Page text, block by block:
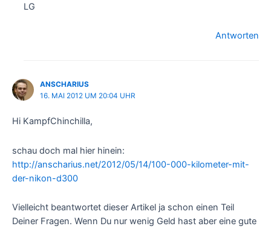
LG
Antworten
ANSCHARIUS
16. MAI 2012 UM 20:04 UHR
Hi KampfChinchilla,
schau doch mal hier hinein:
http://anscharius.net/2012/05/14/100-000-kilometer-mit-
der-nikon-d300
Vielleicht beantwortet dieser Artikel ja schon einen Teil
Deiner Fragen. Wenn Du nur wenig Geld hast aber eine gute